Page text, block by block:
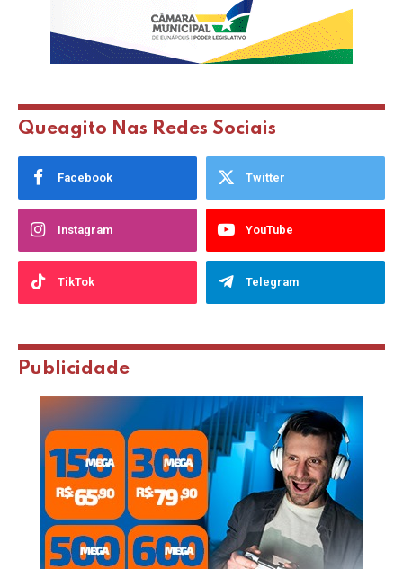
Queagito Nas Redes Sociais
Facebook Twitter
Instagram YouTube
TikTok Telegram
Publicidade